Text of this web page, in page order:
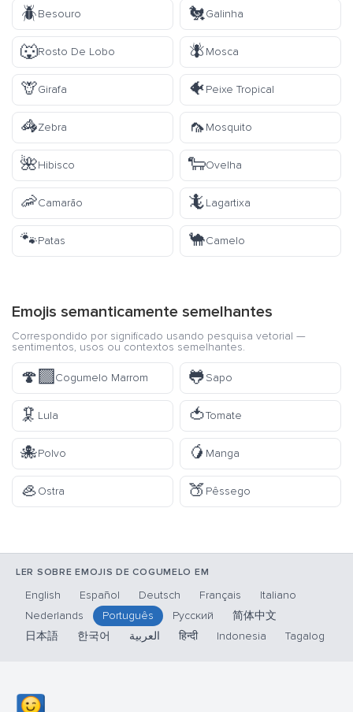
🪲Besouro 🐔Galinha
🐺Rosto De Lobo 🪰Mosca
🦒Girafa 🐠Peixe Tropical
🦓Zebra 🦟Mosquito
🌺Hibisco 🐑Ovelha
🦐Camarão 🦎Lagartixa
🐾Patas 🐪Camelo
Emojis semanticamente semelhantes
Correspondido por significado usando pesquisa vetorial —
sentimentos, usos ou contextos semelhantes.
🍄‍🟫Cogumelo Marrom 🐸Sapo
🦑 Lula 🍅Tomate
🐙Polvo 🥭 Manga
🦪Ostra 🍑Pêssego
LER SOBRE EMOJIS DE COGUMELO EM
English Español Deutsch Français
Italiano
Nederlands
Português Русский
简体中文
日本語
한국어 العربية हिन्दी Indonesia Tagalog